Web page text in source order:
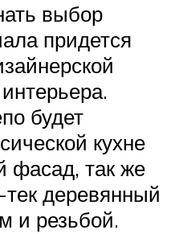
выбор
придется
будет
кухне
фасад, так же
тек деревянный
и резьбой.